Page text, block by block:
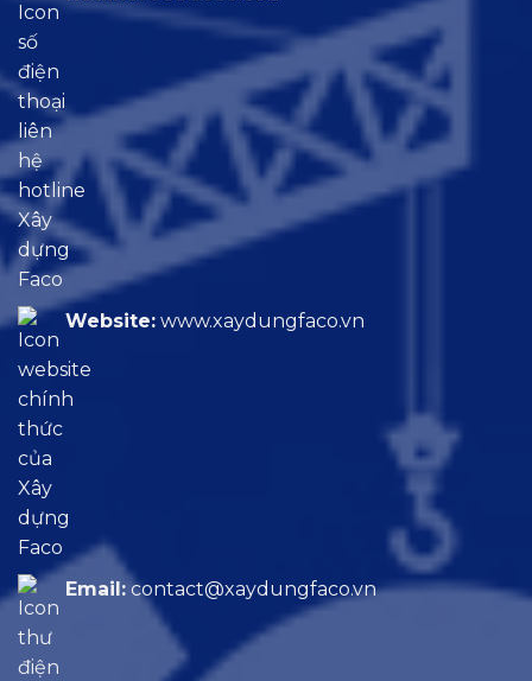
Website: www.xaydungfaco.vn
Email: contact@xaydungfaco.vn